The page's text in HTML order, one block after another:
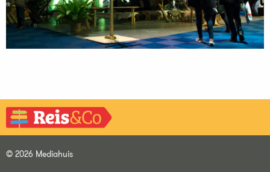
© 2026 Mediahuis